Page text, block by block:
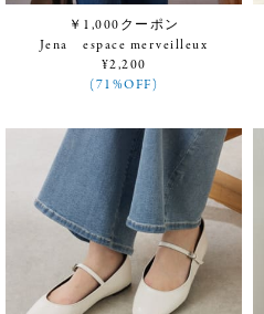
￥1,000クーポン
Jena espace merveilleux
¥2,200
(71%OFF)